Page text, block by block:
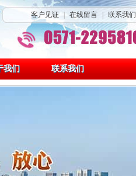
客户见证 在线留言 联系我们
我们 联系我们